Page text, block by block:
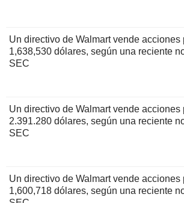
Un directivo de Walmart vende acciones
1,638,530 dólares, según una reciente
SEC
Un directivo de Walmart vende acciones
2.391.280 dólares, según una reciente
SEC
Un directivo de Walmart vende acciones
1,600,718 dólares, según una reciente